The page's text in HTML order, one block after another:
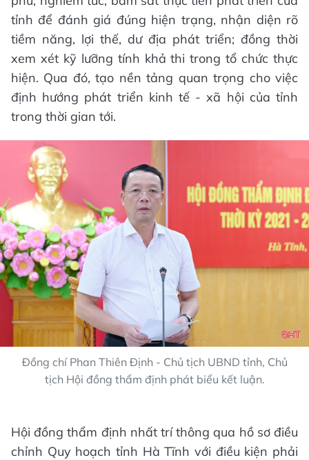
tỉnh để đánh giá đúng hiện trạng, nhận diện rõ
tiềm năng, lợi thế, dư địa phát triển; đồng thời
xem xét kỹ lưỡng tính khả thi trong tổ chức thực
hiện. Qua đó, tạo nền tảng quan trọng cho việc
định hướng phát triển kinh tế - xã hội của tỉnh
trong thời gian tới.
Đồng chí Phan Thiên Định - Chủ tịch UBND tỉnh, Chủ
tịch Hội đồng thẩm định phát biểu kết luận.
Hội đồng thẩm định nhất trí thông qua hồ sơ điều
chỉnh Quy hoạch tỉnh Hà Tĩnh với điều kiện phải